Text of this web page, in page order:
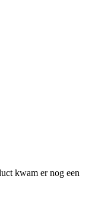
kwam er nog een